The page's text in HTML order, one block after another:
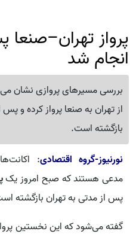
انجام شد
بررسی مسیرهای پروازی نشان
از تهران به صنعا پرواز کرده و
بازگشته است.
نورنیوز-گروه اقتصادی:
مدعی هستند که صبح امروز یک
پس از مدتی به تهران بازگشته
گفته می‌شود که این نخستین